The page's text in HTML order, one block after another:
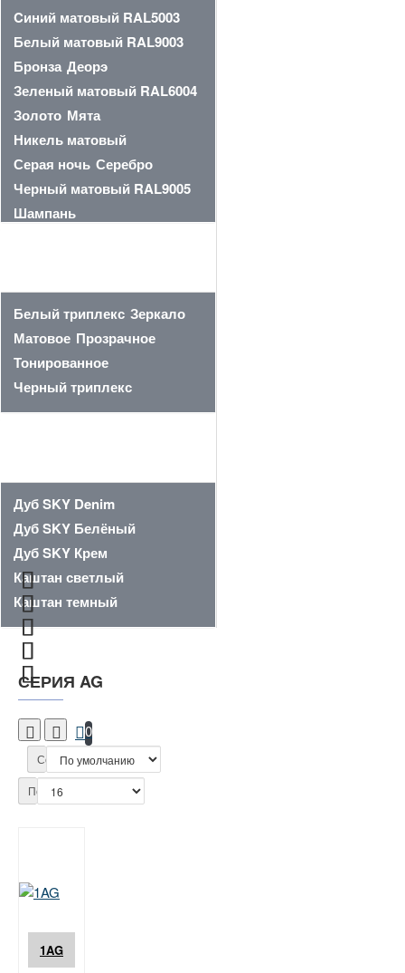
Cиний матовый RAL5003
Белый матовый RAL9003
Бронза Деорэ
Зеленый матовый RAL6004
Золото Мята
Никель матовый
Серая ночь Серебро
Черный матовый RAL9005
Шампань
Белый триплекс Зеркало
Матовое Прозрачное
Тонированное
Черный триплекс
Дуб SKY Denim
Дуб SKY Белёный
Дуб SKY Крем
Каштан светлый
Каштан темный
СЕРИЯ AG
0
Сортировка:
Показать:
1AG